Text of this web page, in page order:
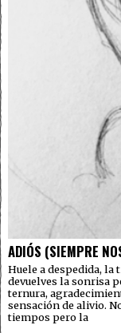
ADIÓS (SIEMPRE
Huele a despedida, la
devuelves la sonrisa
ternura,
sensación de alivio.
tiempos pero la